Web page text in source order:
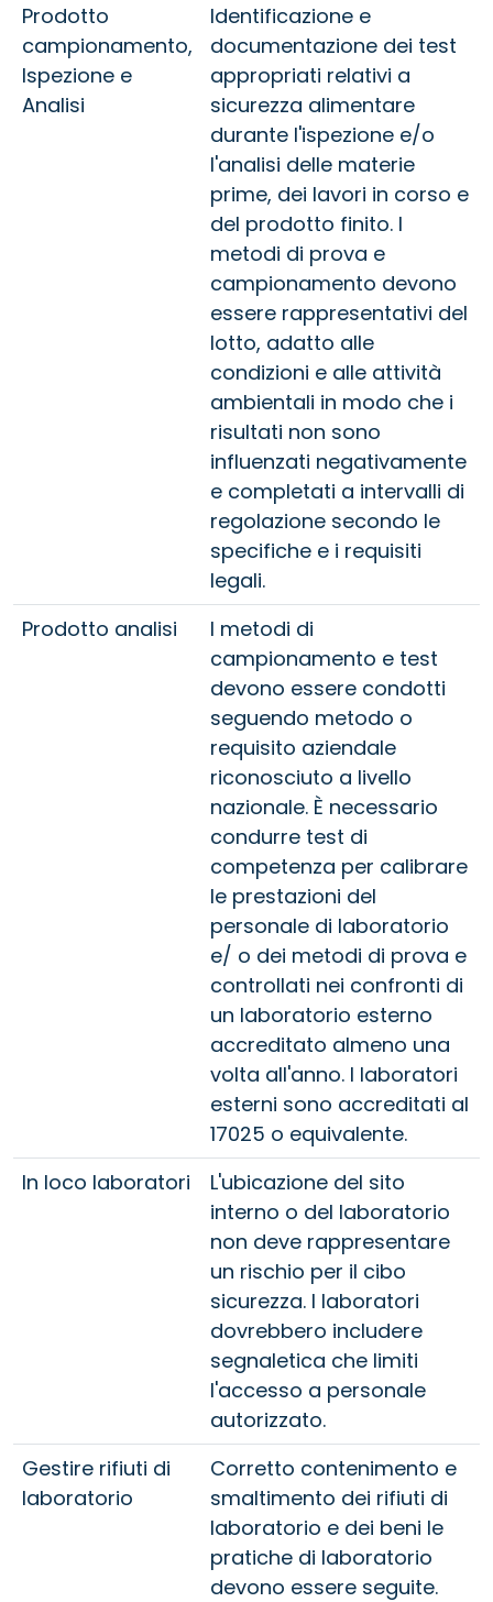
Prodotto
campionamento,
Ispezione e
Analisi
Identificazione e
documentazione dei test
appropriati relativi a
sicurezza alimentare
durante l'ispezione e/o
l'analisi delle materie
prime, dei lavori in corso e
del prodotto finito. I
metodi di prova e
campionamento devono
essere rappresentativi del
lotto, adatto alle
condizioni e alle attività
ambientali in modo che i
risultati non sono
influenzati negativamente
e completati a intervalli di
regolazione secondo le
specifiche e i requisiti
legali.
Prodotto analisi
I metodi di
campionamento e test
devono essere condotti
seguendo metodo o
requisito aziendale
riconosciuto a livello
nazionale. È necessario
condurre test di
competenza per calibrare
le prestazioni del
personale di laboratorio
e/ o dei metodi di prova e
controllati nei confronti di
un laboratorio esterno
accreditato almeno una
volta all'anno. I laboratori
esterni sono accreditati al
17025 o equivalente.
In loco laboratori
L'ubicazione del sito
interno o del laboratorio
non deve rappresentare
un rischio per il cibo
sicurezza. I laboratori
dovrebbero includere
segnaletica che limiti
l'accesso a personale
autorizzato.
Gestire rifiuti di
laboratorio
Corretto contenimento e
smaltimento dei rifiuti di
laboratorio e dei beni le
pratiche di laboratorio
devono essere seguite.